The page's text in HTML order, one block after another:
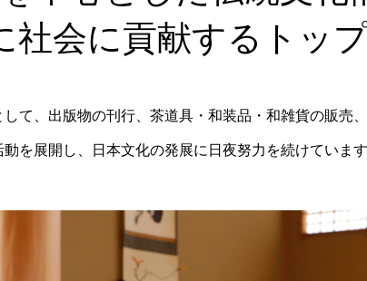
社会に貢献するトッ
して、出版物の刊行、茶道具・和装品・和雑貨の販売
を展開し、日本文化の発展に日夜努力を続けています